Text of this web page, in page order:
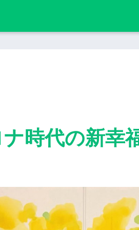
時代の新幸